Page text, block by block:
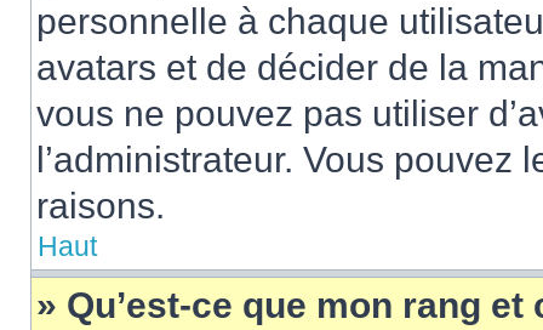
personnelle à chaque
avatars et de décider de la
vous ne pouvez pas utiliser
l’administrateur. Vous pouvez
raisons.
Haut
» Qu’est-ce que mon rang